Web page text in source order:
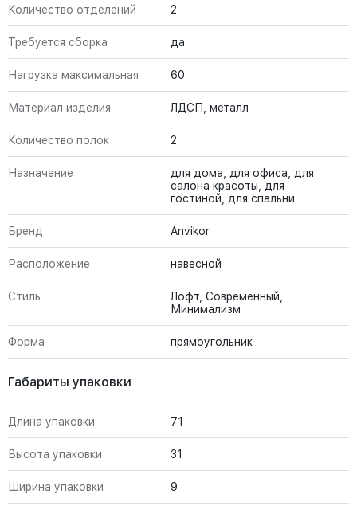
Количество отделений 2
Требуется сборка да
Нагрузка максимальная 60
Материал изделия ЛДСП, металл
Количество полок 2
Назначение
для дома, для офиса, для
салона красоты, для
гостиной, для спальни
Бренд Anvikor
Расположение навесной
Стиль
Лофт, Современный,
Минимализм
Форма прямоугольник
Габариты упаковки
Длина упаковки 71
Высота упаковки 31
Ширина упаковки 9